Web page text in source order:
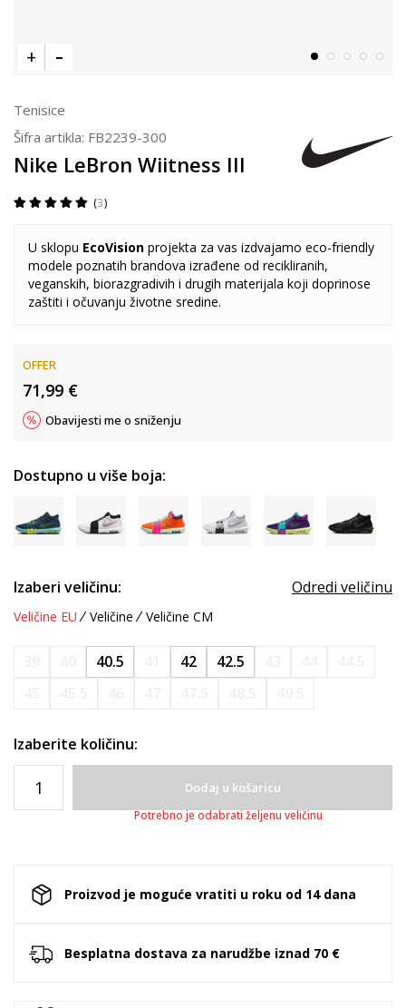
Tenisice
Šifra artikla: FB2239-300
Nike LeBron Wiitness III
3
U sklopu EcoVision projekta za vas izdvajamo eco-friendly
modele poznatih brandova izrađene od recikliranih,
veganskih, biorazgradivih i drugih materijala koji doprinose
zaštiti i očuvanju životne sredine.
OFFER
71,99 €
Obavijesti me o sniženju
Dostupno u više boja:
Izaberi veličinu: Odredi veličinu
Veličine EU Veličine Veličine CM
40.5 42 42.5
Izaberite količinu:
Dodaj u košaricu
Potrebno je odabrati željenu veličinu
Proizvod je moguće vratiti u roku od 14 dana
Besplatna dostava za narudžbe iznad 70 €